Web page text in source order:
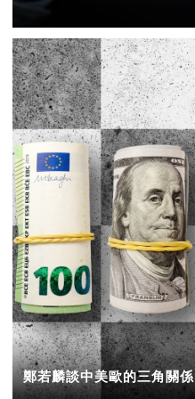
鄭若麟談中美歐的三角關係